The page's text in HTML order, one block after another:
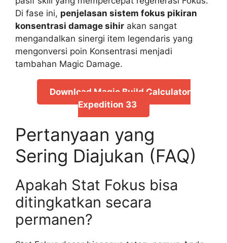
Di fase ini, penjelasan sistem fokus pikiran
konsentrasi damage sihir akan sangat
mengandalkan sinergi item legendaris yang
mengonversi poin Konsentrasi menjadi
tambahan Magic Damage.
Download Magic Build Calculator
Expedition 33
Pertanyaan yang
Sering Diajukan (FAQ)
Apakah Stat Fokus bisa
ditingkatkan secara
permanen?